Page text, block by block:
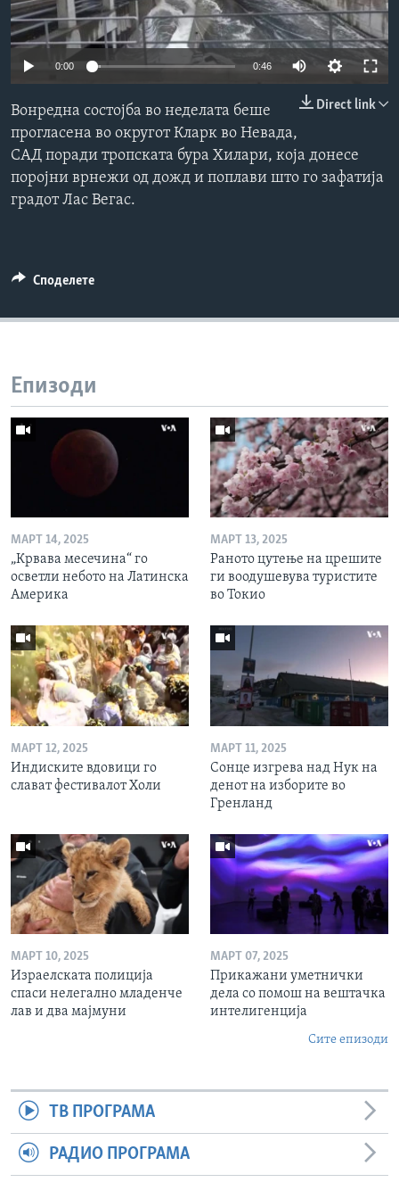
ИНТЕРВЈУА
Јазици
0:00 0:46
Direct link
Вонредна состојба во неделата беше
прогласена во округот Кларк во Невада,
САД поради тропската бура Хилари, која донесе
поројни врнежи од дожд и поплави што го зафатија
градот Лас Вегас.
Споделете
Епизоди
МАРТ 14, 2025
„Крвава месечина“ го
осветли небото на Латинска
Америка
МАРТ 13, 2025
Раното цутење на црешите
ги воодушевува туристите
во Токио
МАРТ 12, 2025
Индиските вдовици го
слават фестивалот Холи
МАРТ 11, 2025
Сонце изгрева над Нук на
денот на изборите во
Гренланд
МАРТ 10, 2025
Израелската полиција
спаси нелегално младенче
лав и два мајмуни
МАРТ 07, 2025
Прикажани уметнички
дела со помош на вештачка
интелигенција
Сите епизоди
ТВ ПРОГРАМА
РАДИО ПРОГРАМА